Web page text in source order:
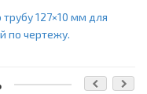
127×10 мм для
по чертежу.